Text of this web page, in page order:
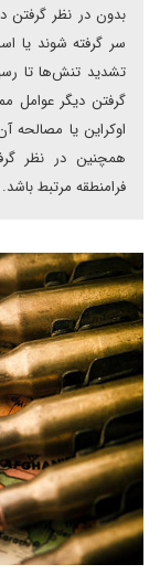
بدون در نظر گرفتن
سر گرفته شوند یا
تشدید تنش‌ها تا
گرفتن دیگر عوامل
اوکراین یا
همچنین در نظر
فرامنطقه مرتبط باشد.